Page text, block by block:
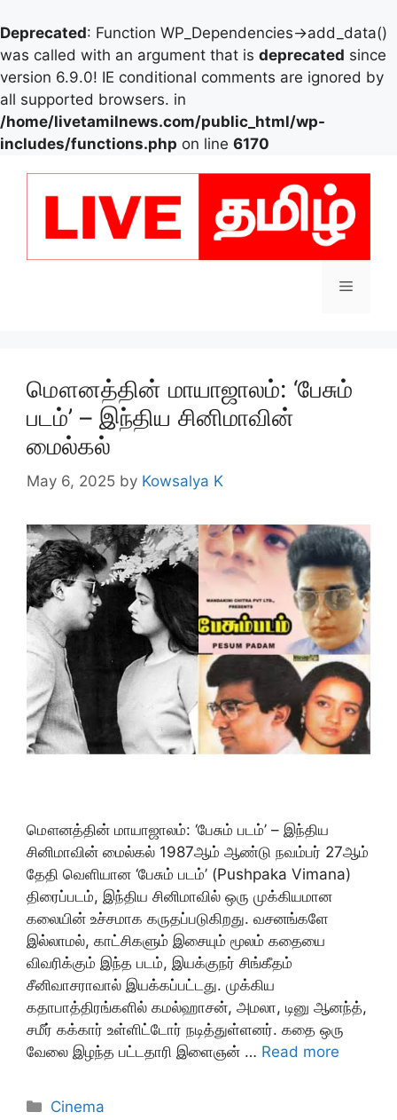
Deprecated: Function WP_Dependencies->add_data()
was called with an argument that is deprecated since
version 6.9.0! IE conditional comments are ignored by
all supported browsers. in
/home/livetamilnews.com/public_html/wp-
includes/functions.php on line 6170
Menu
மௌனத்தின் மாயாஜாலம்: ‘பேசும்
படம்’ – இந்திய சினிமாவின்
மைல்கல்
May 6, 2025 by Kowsalya K
மௌனத்தின் மாயாஜாலம்: ‘பேசும் படம்’ – இந்திய
சினிமாவின் மைல்கல் 1987ஆம் ஆண்டு நவம்பர் 27ஆம்
தேதி வெளியான ‘பேசும் படம்’ (Pushpaka Vimana)
திரைப்படம், இந்திய சினிமாவில் ஒரு முக்கியமான
கலையின் உச்சமாக கருதப்படுகிறது. வசனங்களே
இல்லாமல், காட்சிகளும் இசையும் மூலம் கதையை
விவரிக்கும் இந்த படம், இயக்குநர் சிங்கீதம்
சீனிவாசராவால் இயக்கப்பட்டது. முக்கிய
கதாபாத்திரங்களில் கமல்ஹாசன், அமலா, டினு ஆனந்த்,
சமீர் கக்கார் உள்ளிட்டோர் நடித்துள்ளனர். கதை ஒரு
வேலை இழந்த பட்டதாரி இளைஞன் … Read more
Categories
Cinema